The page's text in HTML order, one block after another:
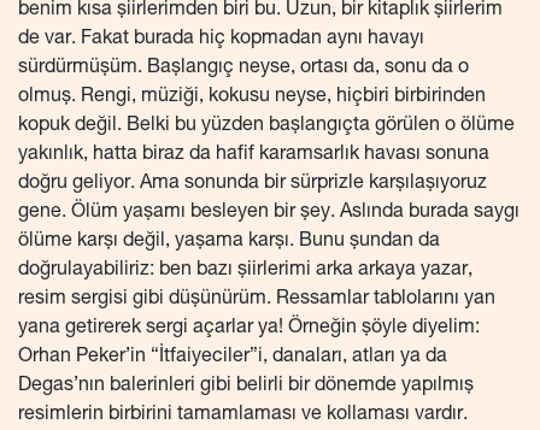
benim kısa şiirlerimden biri bu. Uzun, bir kitaplık şiirlerim
de var. Fakat burada hiç kopmadan aynı havayı
sürdürmüşüm. Başlangıç neyse, ortası da, sonu da o
olmuş. Rengi, müziği, kokusu neyse, hiçbiri birbirinden
kopuk değil. Belki bu yüzden başlangıçta görülen o ölüme
yakınlık, hatta biraz da hafif karamsarlık havası sonuna
doğru geliyor. Ama sonunda bir sürprizle karşılaşıyoruz
gene. Ölüm yaşamı besleyen bir şey. Aslında burada saygı
ölüme karşı değil, yaşama karşı. Bunu şundan da
doğrulayabiliriz: ben bazı şiirlerimi arka arkaya yazar,
resim sergisi gibi düşünürüm. Ressamlar tablolarını yan
yana getirerek sergi açarlar ya! Örneğin şöyle diyelim:
Orhan Peker’in “İtfaiyeciler”i, danaları, atları ya da
Degas’nın balerinleri gibi belirli bir dönemde yapılmış
resimlerin birbirini tamamlaması ve kollaması vardır.